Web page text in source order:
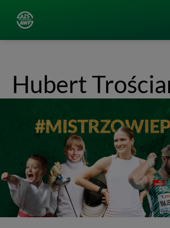
Hubert